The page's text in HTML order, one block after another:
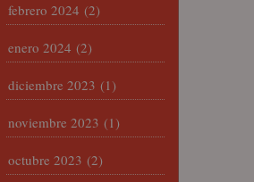
febrero 2024 (2)
enero 2024 (2)
diciembre 2023 (1)
noviembre 2023 (1)
octubre 2023 (2)